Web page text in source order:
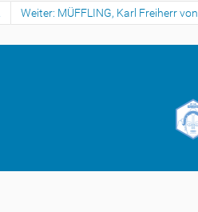
Weiter: MÜFFLING, Karl Freiherr von